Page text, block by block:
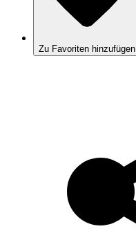
Zu Favoriten hinzufügen